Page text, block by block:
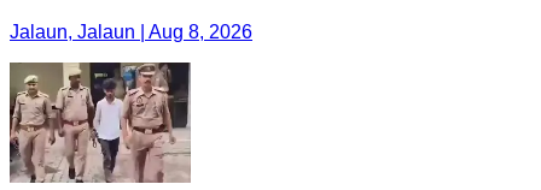
Jalaun, Jalaun | Aug 8, 2026